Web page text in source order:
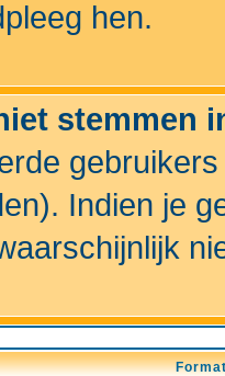
hen.
stemmen
Indien je